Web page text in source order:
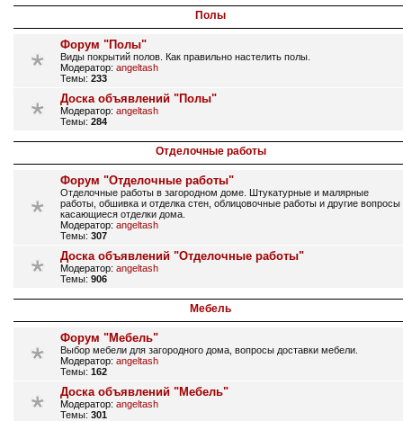
Полы
Форум "Полы"
Виды покрытий полов. Как правильно настелить полы.
Модератор: angeltash
Темы: 233
Доска объявлений "Полы"
Модератор: angeltash
Темы: 284
Отделочные работы
Форум "Отделочные работы"
Отделочные работы в загородном доме. Штукатурные и малярные
работы, обшивка и отделка стен, облицовочные работы и другие вопросы
касающиеся отделки дома.
Модератор: angeltash
Темы: 307
Доска объявлений "Отделочные работы"
Модератор: angeltash
Темы: 906
Мебель
Форум "Мебель"
Выбор мебели для загородного дома, вопросы доставки мебели.
Модератор: angeltash
Темы: 162
Доска объявлений "Мебель"
Модератор: angeltash
Темы: 301